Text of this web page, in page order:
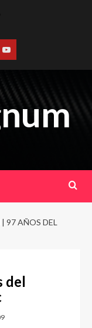
Youtube
97 AÑOS DEL
del